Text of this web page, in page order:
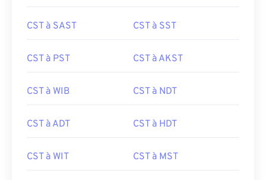
CST à SAST CST à SST
CST à PST CST à AKST
CST à WIB CST à NDT
CST à ADT CST à HDT
CST à WIT CST à MST